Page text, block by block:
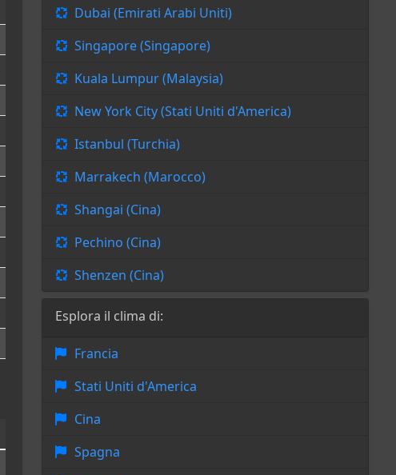
Dubai (Emirati Arabi Uniti)
Singapore (Singapore)
Kuala Lumpur (Malaysia)
New York City (Stati Uniti d'America)
Istanbul (Turchia)
Marrakech (Marocco)
Shangai (Cina)
Pechino (Cina)
Shenzen (Cina)
Esplora il clima di:
Francia
Stati Uniti d'America
Cina
Spagna